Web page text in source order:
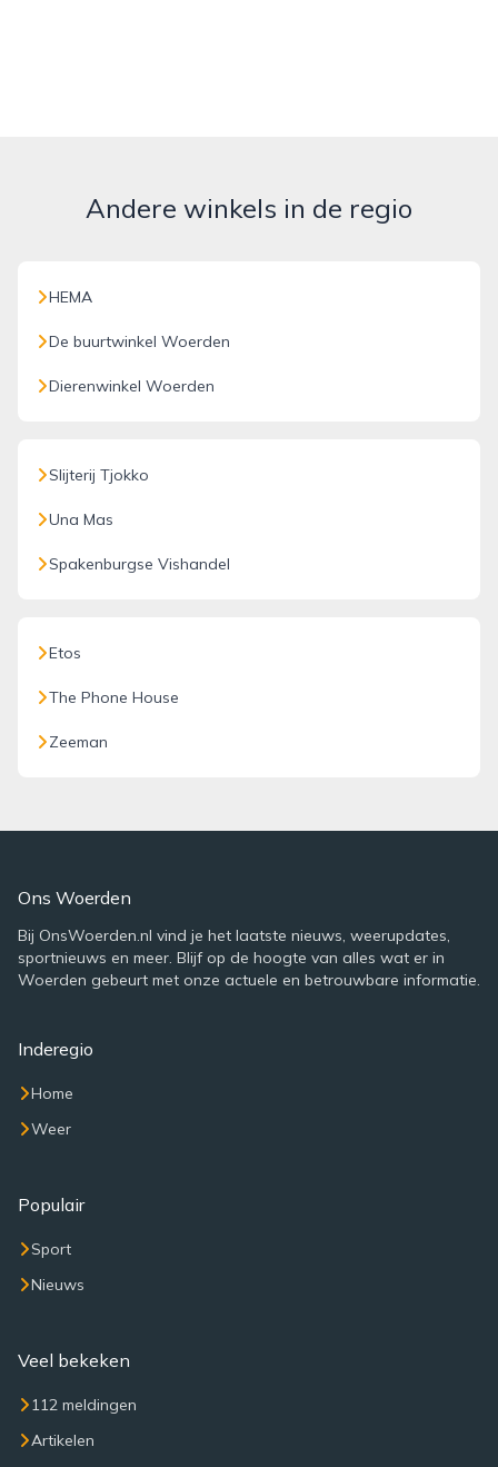
Andere winkels in de regio
HEMA
De buurtwinkel Woerden
Dierenwinkel Woerden
Slijterij Tjokko
Una Mas
Spakenburgse Vishandel
Etos
The Phone House
Zeeman
Ons Woerden
Bij OnsWoerden.nl vind je het laatste nieuws, weerupdates,
sportnieuws en meer. Blijf op de hoogte van alles wat er in
Woerden gebeurt met onze actuele en betrouwbare informatie.
Inderegio
Home
Weer
Populair
Sport
Nieuws
Veel bekeken
112 meldingen
Artikelen